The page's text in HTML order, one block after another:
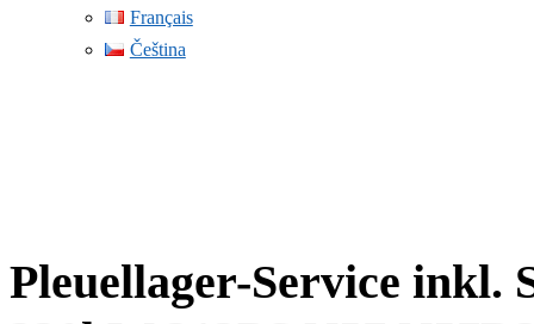
Français
Čeština
Pleuellager-Service inkl.